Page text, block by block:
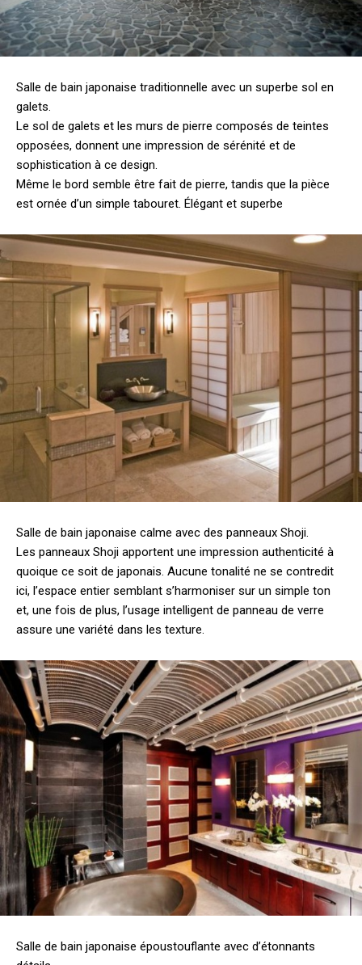
Salle de bain japonaise traditionnelle avec un superbe sol en
galets.
Le sol de galets et les murs de pierre composés de teintes
opposées, donnent une impression de sérénité et de
sophistication à ce design.
Même le bord semble être fait de pierre, tandis que la pièce
est ornée d’un simple tabouret. Élégant et superbe
Salle de bain japonaise calme avec des panneaux Shoji.
Les panneaux Shoji apportent une impression authenticité à
quoique ce soit de japonais. Aucune tonalité ne se contredit
ici, l’espace entier semblant s’harmoniser sur un simple ton
et, une fois de plus, l’usage intelligent de panneau de verre
assure une variété dans les texture.
Salle de bain japonaise époustouflante avec d’étonnants